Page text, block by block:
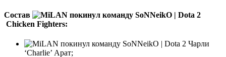
Состав
Chicken Fighters:
Чарли
‘Charlie’ Арат;